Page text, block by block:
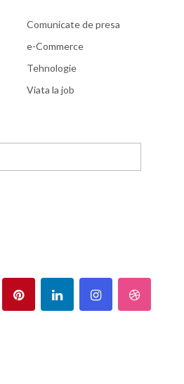
Comunicate de presa
e-Commerce
Tehnologie
Viata la job